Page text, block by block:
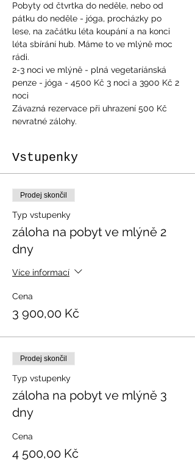
Pobyty od čtvrtka do neděle, nebo od
pátku do neděle - jóga, procházky po
lese, na začátku léta koupání a na konci
léta sbírání hub. Máme to ve mlýně moc
rádi.
2-3 noci ve mlýně - plná vegetaríánská
penze - jóga - 4500 Kč 3 noci a 3900 Kč 2
noci
Závazná rezervace při uhrazení 500 Kč
nevratné zálohy.
Vstupenky
Prodej skončil
Typ vstupenky
záloha na pobyt ve mlýně 2
dny
Více informací
Cena
3 900,00 Kč
Prodej skončil
Typ vstupenky
záloha na pobyt ve mlýně 3
dny
Cena
4 500,00 Kč